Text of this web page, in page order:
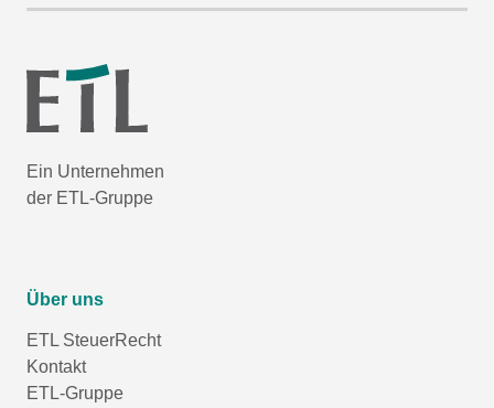
Ein Unternehmen
der ETL-Gruppe
Über uns
ETL SteuerRecht
Kontakt
ETL-Gruppe